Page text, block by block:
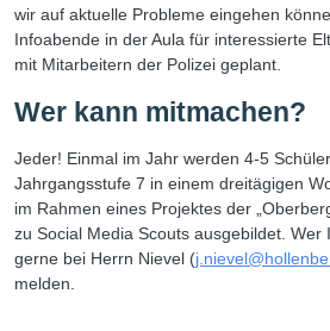
wir auf aktuelle Probleme eingehen
Infoabende in der Aula für interessierte
mit Mitarbeitern der Polizei geplant.
Wer kann mitmachen?
Jeder! Einmal im Jahr werden 4-5
Jahrgangsstufe 7 in einem dreitägigen
im Rahmen eines Projektes der
zu Social Media Scouts ausgebildet. Wer
gerne bei Herrn Nievel (
melden.